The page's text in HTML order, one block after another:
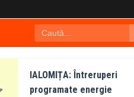
IALOMIȚA: Întreruperi
programate energie